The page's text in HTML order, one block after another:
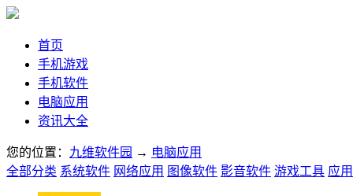
首页
手机游戏
手机软件
电脑应用
资讯大全
您的位置： 九维软件园 → 电脑应用
全部分类 系统软件 网络应用 图像软件 影音软件 游戏工具 应